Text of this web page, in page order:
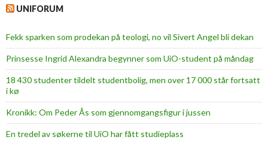
UNIFORUM
Fekk sparken som prodekan på teologi, no vil Sivert Angel bli dekan
Prinsesse Ingrid Alexandra begynner som UiO-student på måndag
18 430 studenter tildelt studentbolig, men over 17 000 står fortsatt
i kø
Kronikk: Om Peder Ås som gjennomgangsfigur i jussen
En tredel av søkerne til UiO har fått studieplass